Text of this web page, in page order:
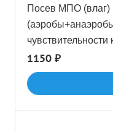
Посев МПО (влаг)
чувствительности
1150 ₽